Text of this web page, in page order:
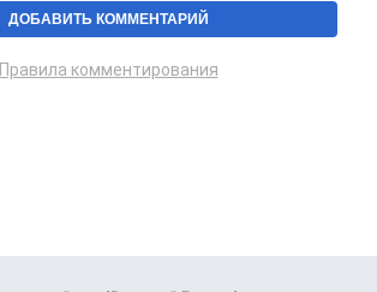
Правила комментирования